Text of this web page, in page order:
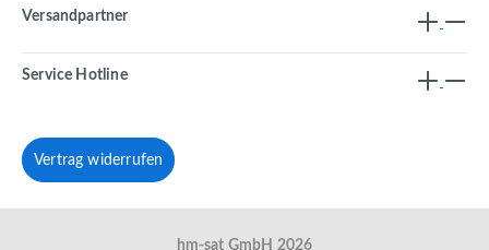
Versandpartner
Service Hotline
Vertrag widerrufen
hm-sat GmbH 2026